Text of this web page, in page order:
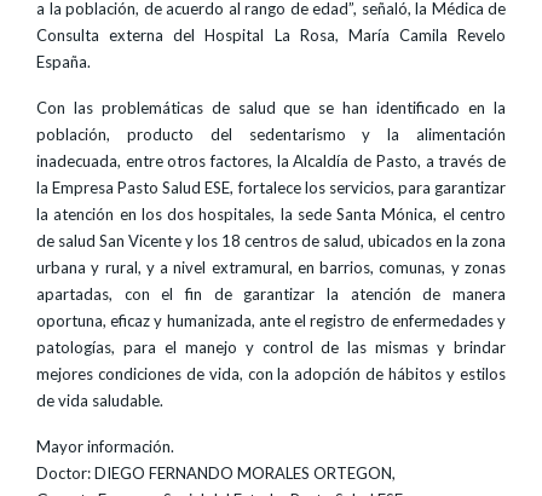
a la población, de acuerdo al rango de edad”, señaló, la Médica de
Consulta externa del Hospital La Rosa, María Camila Revelo
España.
Con las problemáticas de salud que se han identificado en la
población, producto del sedentarismo y la alimentación
inadecuada, entre otros factores, la Alcaldía de Pasto, a través de
la Empresa Pasto Salud ESE, fortalece los servicios, para garantizar
la atención en los dos hospitales, la sede Santa Mónica, el centro
de salud San Vicente y los 18 centros de salud, ubicados en la zona
urbana y rural, y a nivel extramural, en barrios, comunas, y zonas
apartadas, con el fin de garantizar la atención de manera
oportuna, eficaz y humanizada, ante el registro de enfermedades y
patologías, para el manejo y control de las mismas y brindar
mejores condiciones de vida, con la adopción de hábitos y estilos
de vida saludable.
Mayor información.
Doctor: DIEGO FERNANDO MORALES ORTEGON,